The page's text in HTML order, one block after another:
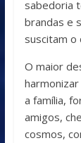
sabedoria
brandas e
suscitam o
O maior
a família,
amigos,
cosmos,